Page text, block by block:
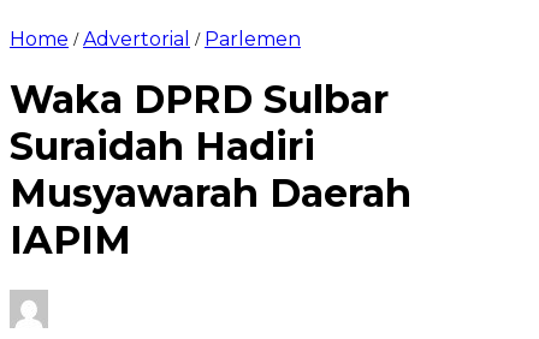
Home /Advertorial / Parlemen
Waka DPRD Sulbar
Suraidah Hadiri
Musyawarah Daerah
IAPIM